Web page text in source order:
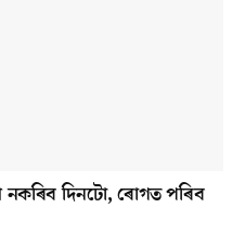
দিনটো, ৰোগত পৰিব